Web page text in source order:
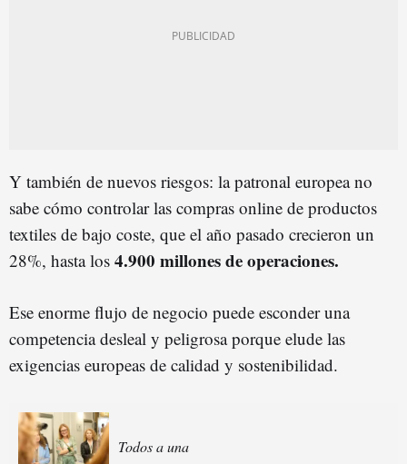
Y también de nuevos riesgos: la patronal europea no
sabe cómo controlar las compras online de productos
textiles de bajo coste, que el año pasado crecieron un
28%, hasta los 4.900 millones de operaciones.
Ese enorme flujo de negocio puede esconder una
competencia desleal y peligrosa porque elude las
exigencias europeas de calidad y sostenibilidad.
Todos a una